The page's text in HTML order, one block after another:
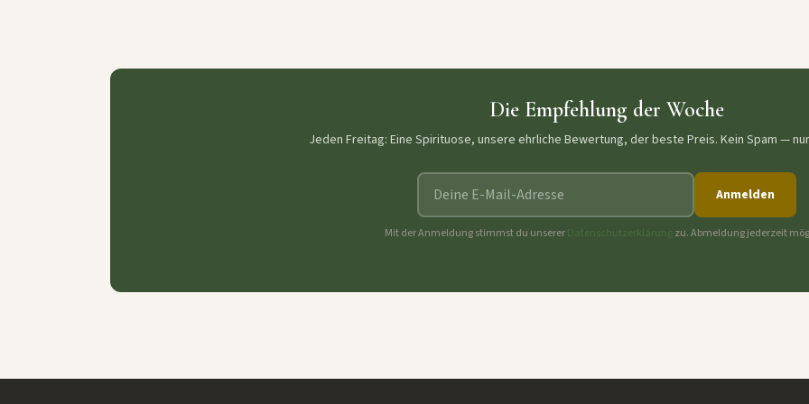
Die Empfehlung der Woche
Jeden Freitag: Eine Spirituose, unsere ehrliche Bewertung, der beste Preis. Kein Spam —
E-Mail-Adresse
Anmelden
Mit der Anmeldung stimmst du unserer zu. Abmeldung jederzeit